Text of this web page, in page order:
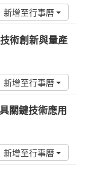
新增至行事曆
術創新與量產
新增至行事曆
關鍵技術應用
新增至行事曆